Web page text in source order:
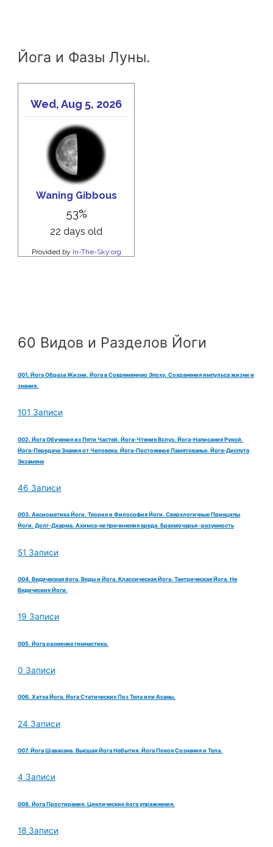
Йога и Фазы Луны.
60 Видов и Разделов Йоги
001. Йога Образа Жизни. Йога в Современную Эпоху. Сохранения импульса жизни и
знания.
101 Записи
002. Йога Обучения из Пяти Частей. Йога-Чтения Вслух. Йога-Написания Рукой.
Йога-Передача Знания от Человека. Йога-Постоянное Памятованье. Йога-Диспута
Экзамена
46 Записи
003. Аксиоматика Йоги. Теория и Философия Йоги. Сверхлогичные Принципы
Йоги. Долг-Дхарма. Ахимса-не причинения вреда. Брахмочарья -разумность
51 Записи
004. Ведическая йога. Веды и Йога. Классическая Йога. Тантрическая Йога. Не
Ведические Йоги.
19 Записи
005. Йога разминка гимнастика.
0 Записи
006. Хатха Йога. Йога Статических Поз Тела или Асаны.
24 Записи
007. Йога Шавасана. Высшая Йога Небытия. Йога Покоя Сознания и Тела.
4 Записи
008. Йога Простирания. Циклические йога упражнения.
18 Записи